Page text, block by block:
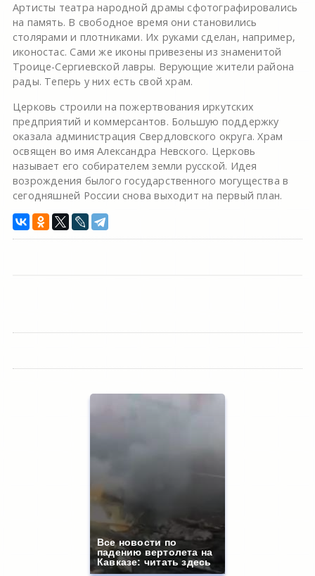
Артисты театра народной драмы сфотографировались
на память. В свободное время они становились
столярами и плотниками. Их руками сделан, например,
иконостас. Сами же иконы привезены из знаменитой
Троице-Сергиевской лавры. Верующие жители района
рады. Теперь у них есть свой храм.
Церковь строили на пожертвования иркутских
предприятий и коммерсантов. Большую поддержку
оказала администрация Свердловского округа. Храм
освящен во имя Александра Невского. Церковь
называет его собирателем земли русской. Идея
возрождения былого государственного могущества в
сегодняшней России снова выходит на первый план.
Все новости по
падению вертолета на
Кавказе: читать здесь